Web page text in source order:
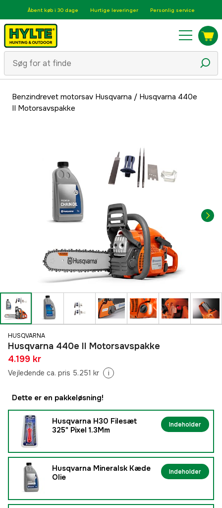
Åbent køb i 30 dage Hurtige leveringer Personlig service
Benzindrevet motorsav Husqvarna / Husqvarna 440e
II Motorsavspakke
HUSQVARNA
Husqvarna 440e II Motorsavspakke
4.199 kr
Vejledende ca. pris 5.251 kr i
Dette er en pakkeløsning!
Husqvarna H30 Filesæt
325" Pixel 1.3Mm
Indeholder
Husqvarna Mineralsk Kæde
Olie
Indeholder